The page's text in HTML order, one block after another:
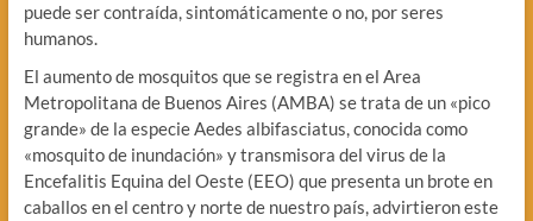
puede ser contraída, sintomáticamente o no, por seres
humanos.
El aumento de mosquitos que se registra en el Area
Metropolitana de Buenos Aires (AMBA) se trata de un «pico
grande» de la especie Aedes albifasciatus, conocida como
«mosquito de inundación» y transmisora del virus de la
Encefalitis Equina del Oeste (EEO) que presenta un brote en
caballos en el centro y norte de nuestro país, advirtieron este